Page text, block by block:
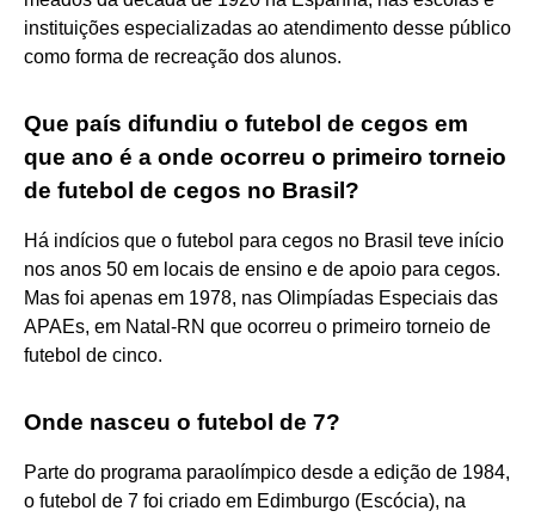
instituições especializadas ao atendimento desse público
como forma de recreação dos alunos.
Que país difundiu o futebol de cegos em
que ano é a onde ocorreu o primeiro torneio
de futebol de cegos no Brasil?
Há indícios que o futebol para cegos no Brasil teve início
nos anos 50 em locais de ensino e de apoio para cegos.
Mas foi apenas em 1978, nas Olimpíadas Especiais das
APAEs, em Natal-RN que ocorreu o primeiro torneio de
futebol de cinco.
Onde nasceu o futebol de 7?
Parte do programa paraolímpico desde a edição de 1984,
o futebol de 7 foi criado em Edimburgo (Escócia), na